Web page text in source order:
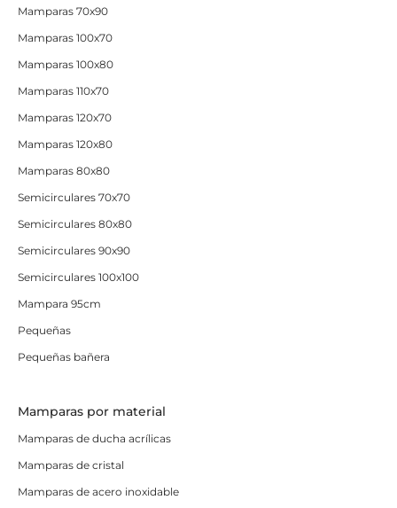
Mamparas 70x90
Mamparas 100x70
Mamparas 100x80
Mamparas 110x70
Mamparas 120x70
Mamparas 120x80
Mamparas 80x80
Semicirculares 70x70
Semicirculares 80x80
Semicirculares 90x90
Semicirculares 100x100
Mampara 95cm
Pequeñas
Pequeñas bañera
Mamparas por material
Mamparas de ducha acrílicas
Mamparas de cristal
Mamparas de acero inoxidable